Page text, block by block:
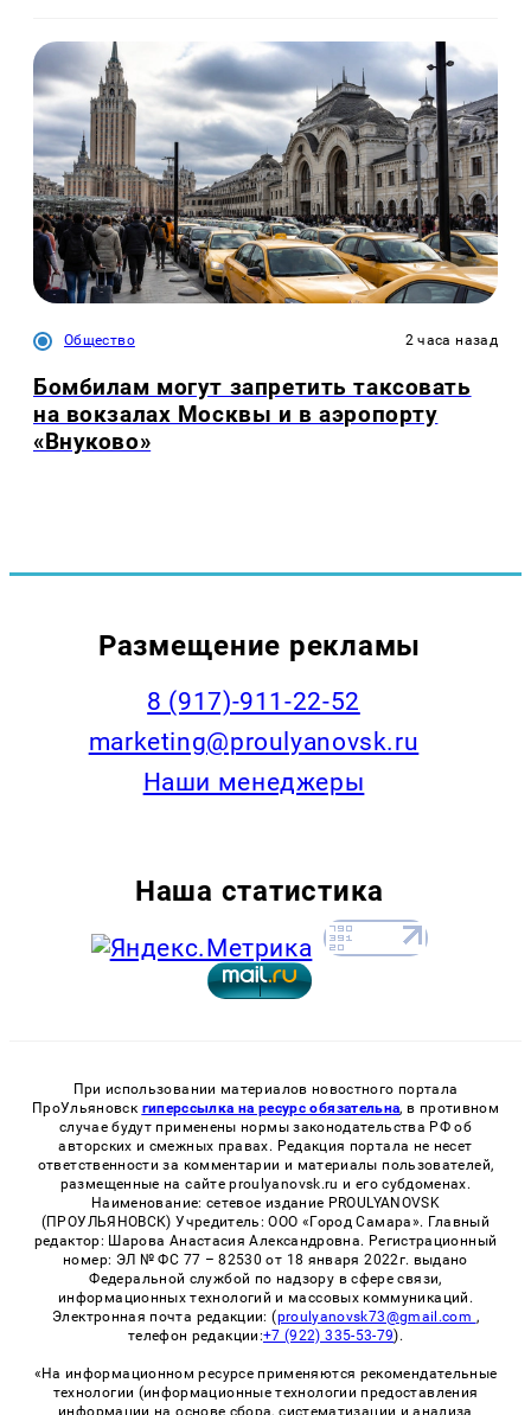
Общество 2 часа назад
Бомбилам могут запретить таксовать
на вокзалах Москвы и в аэропорту
«Внуково»
Размещение рекламы
8 (917)-911-22-52
marketing@proulyanovsk.ru
Наши менеджеры
Наша статистика
При использовании материалов новостного портала
ПроУльяновск гиперссылка на ресурс обязательна, в противном
случае будут применены нормы законодательства РФ об
авторских и смежных правах. Редакция портала не несет
ответственности за комментарии и материалы пользователей,
размещенные на сайте proulyanovsk.ru и его субдоменах.
Наименование: сетевое издание PROULYANOVSK
(ПРОУЛЬЯНОВСК) Учредитель: ООО «Город Самара». Главный
редактор: Шарова Анастасия Александровна. Регистрационный
номер: ЭЛ № ФС 77 – 82530 от 18 января 2022г. выдано
Федеральной службой по надзору в сфере связи,
информационных технологий и массовых коммуникаций.
Электронная почта редакции: (proulyanovsk73@gmail.com ,
телефон редакции:+7 (922) 335-53-79).
«На информационном ресурсе применяются рекомендательные
технологии (информационные технологии предоставления
информации на основе сбора, систематизации и анализа